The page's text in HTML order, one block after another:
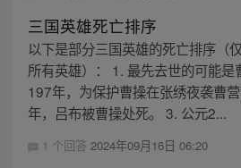
三国英雄死亡排序
以下是部分三国英雄的死亡排序（
所有英雄）： 1. 最先去世的可能
197年，为保护曹操在张绣夜袭曹
年，吕布被曹操处死。 3. 公元2...
1 个回答 2024年09月16日 06:20